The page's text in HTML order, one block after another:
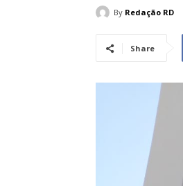
By Redação RD
Share